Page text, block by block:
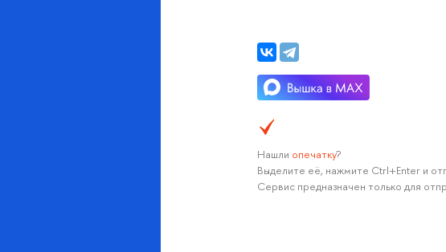
Нашли опечатку?
Выделите её, нажмите Ctrl+Enter и
Сервис предназначен только для